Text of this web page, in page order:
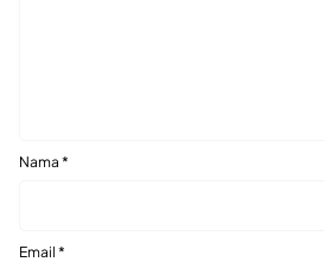
Nama *
Email *